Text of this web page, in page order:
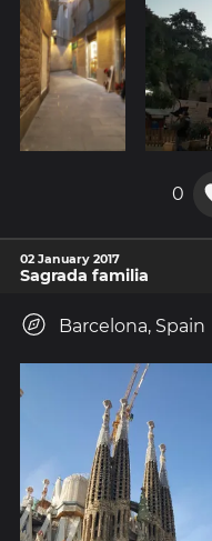
0
02 January 2017
Sagrada familia
Barcelona, Spain